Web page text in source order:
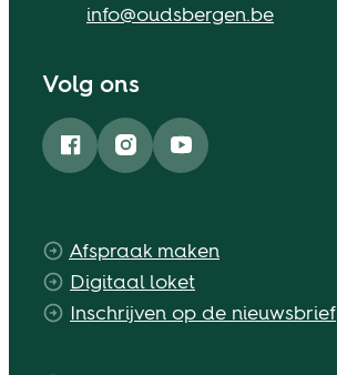
E-mailinfo@oudsbergen.be
Afspraak maken
Digitaal loket
Inschrijven op de nieuwsbrief
Volg ons
FacebookInstagramYouTube